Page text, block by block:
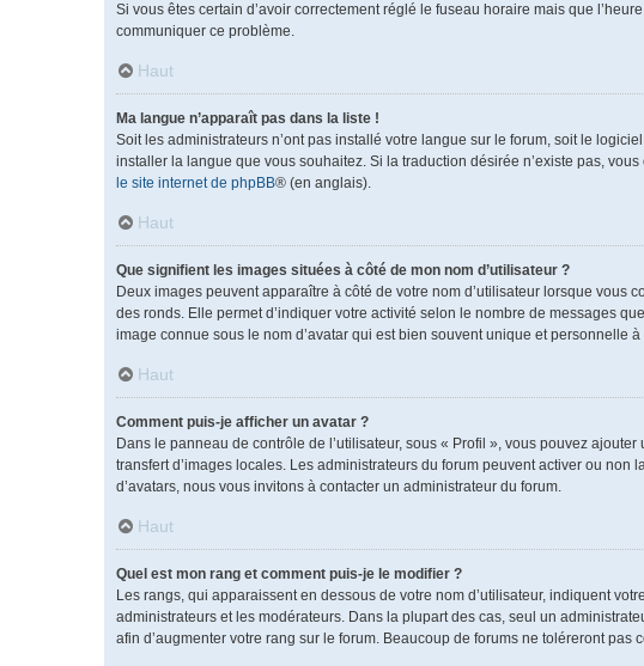
Si vous êtes certain d’avoir correctement réglé le fuseau horaire mais que
communiquer ce problème.
Haut
Ma langue n’apparaît pas dans la liste !
Soit les administrateurs n’ont pas installé votre langue sur le forum, soit le
installer la langue que vous souhaitez. Si la traduction désirée n’existe pas,
le site internet de phpBB® (en anglais).
Haut
Que signifient les images situées à côté de mon nom d’utilisateur ?
Deux images peuvent apparaître à côté de votre nom d’utilisateur lorsque vous
des ronds. Elle permet d’indiquer votre activité selon le nombre de messages
image connue sous le nom d’avatar qui est bien souvent unique et personnelle
Haut
Comment puis-je afficher un avatar ?
Dans le panneau de contrôle de l’utilisateur, sous « Profil », vous pouvez
transfert d’images locales. Les administrateurs du forum peuvent activer ou
d’avatars, nous vous invitons à contacter un administrateur du forum.
Haut
Quel est mon rang et comment puis-je le modifier ?
Les rangs, qui apparaissent en dessous de votre nom d’utilisateur, indiquent
administrateurs et les modérateurs. Dans la plupart des cas, seul un
afin d’augmenter votre rang sur le forum. Beaucoup de forums ne toléreront